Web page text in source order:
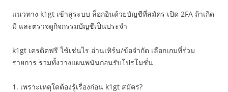
แนวทาง k1gt เข้าสู่ระบบ ล็อกอินด้วยบัญชีที่สมัคร เปิด 2FA ถ้าเกิด
มี และตรวจดูกิจกรรมบัญชีเป็นประจำ
k1gt เครดิตฟรี ใช้เช่นไร อ่านเทิร์น/ข้อจำกัด เลือกเกมที่ร่วม
รายการ รวมทั้งวางแผนพนันก่อนรับโปรโมชั่น
1. เพราะเหตุใดต้องรู้เรื่องก่อน k1gt สมัคร?